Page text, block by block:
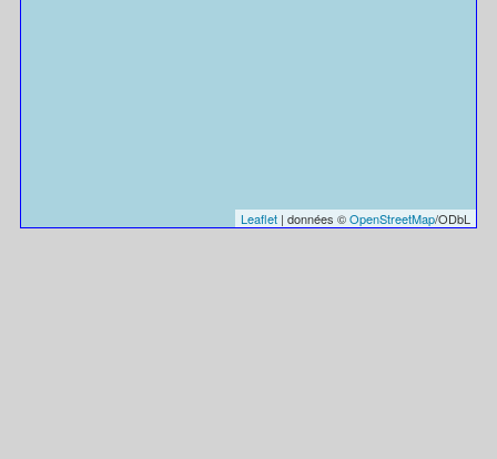
Leaflet | données ©OpenStreetMap/ODbL